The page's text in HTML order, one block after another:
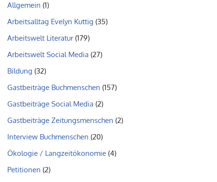
Allgemein (1)
Arbeitsalltag Evelyn Kuttig (35)
Arbeitswelt Literatur(179)
Arbeitswelt Social Media (27)
Bildung (32)
Gastbeiträge Buchmenschen (157)
Gastbeiträge Social Media (2)
Gastbeiträge Zeitungsmenschen (2)
Interview Buchmenschen (20)
Ökologie / Langzeitökonomie (4)
Petitionen (2)